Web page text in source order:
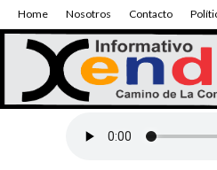
Home Nosotros Contacto